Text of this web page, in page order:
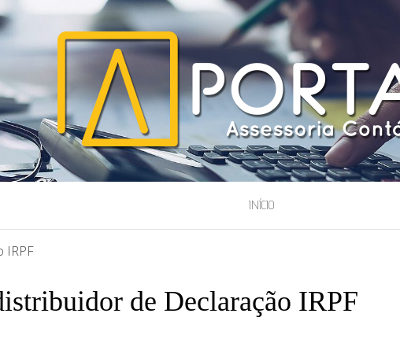
INÍCIO
IRPF
de Declaração IRPF